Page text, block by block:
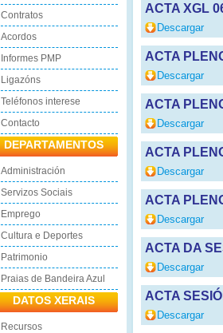
Contratos
Acordos
Informes PMP
Ligazóns
Teléfonos interese
Contacto
DEPARTAMENTOS
Administración
Servizos Sociais
Emprego
Cultura e Deportes
Patrimonio
Praias de Bandeira Azul
DATOS XERAIS
Recursos
ACTA XGL
Descargar
ACTA
Descargar
ACTA
Descargar
ACTA
Descargar
ACTA
Descargar
ACTA DA
Descargar
ACTA
Descargar